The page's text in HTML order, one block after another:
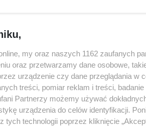
75 tys. zł.
przekazali
my oraz naszych 1162 zaufanych
oraz przetwarzamy dane osobowe,
urządzenie czy dane przeglądania w
treści, pomiar reklam i treści,
Partnerzy możemy używać
urządzenia do celów identyfikacji.
tych technologii poprzez kliknięcie